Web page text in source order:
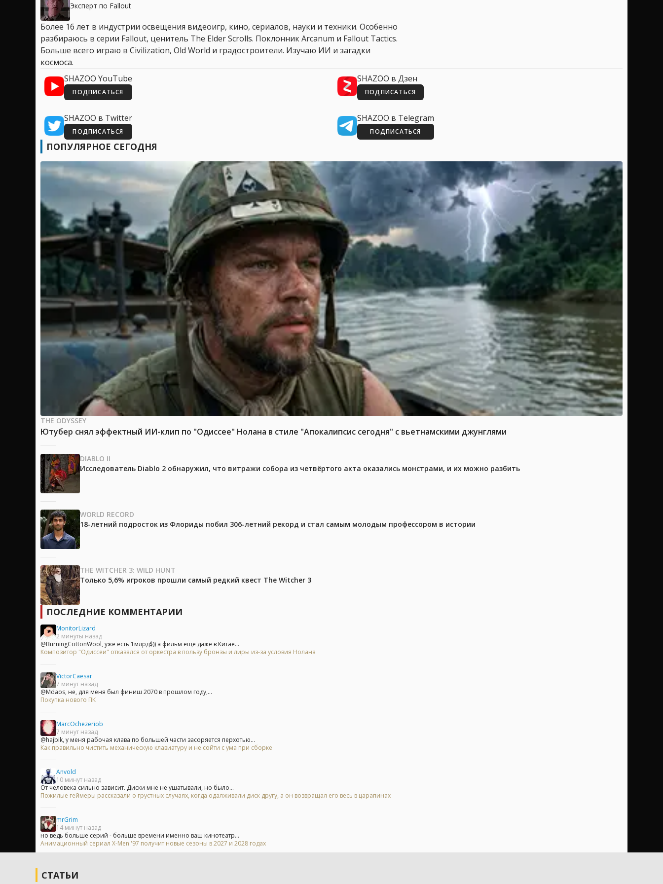
Эксперт по Fallout
Более 16 лет в индустрии освещения видеоигр, кино, сериалов, науки и техники. Особенно
разбираюсь в серии Fallout, ценитель The Elder Scrolls. Поклонник Arcanum и Fallout Tactics.
Больше всего играю в Civilization, Old World и градостроители. Изучаю ИИ и загадки
космоса.
SHAZOO YouTube
ПОДПИСАТЬСЯ
SHAZOO в Дзен
ПОДПИСАТЬСЯ
SHAZOO в Twitter
ПОДПИСАТЬСЯ
SHAZOO в Telegram
ПОДПИСАТЬСЯ
ПОПУЛЯРНОЕ СЕГОДНЯ
THE ODYSSEY
Ютубер снял эффектный ИИ-клип по "Одиссее" Нолана в стиле "Апокалипсис сегодня" с вьетнамскими джунглями
DIABLO II
Исследователь Diablo 2 обнаружил, что витражи собора из четвёртого акта оказались монстрами, и их можно разбить
WORLD RECORD
18-летний подросток из Флориды побил 306-летний рекорд и стал самым молодым профессором в истории
THE WITCHER 3: WILD HUNT
Только 5,6% игроков прошли самый редкий квест The Witcher 3
ПОСЛЕДНИЕ КОММЕНТАРИИ
MonitorLizard
2 минуты назад
@BurningCottonWool, уже есть 1млрд$)) а фильм еще даже в Китае...
Композитор "Одиссеи" отказался от оркестра в пользу бронзы и лиры из-за условия Нолана
VictorCaesar
7 минут назад
@Mdaos, не, для меня был финиш 2070 в прошлом году,...
Покупка нового ПК
MarcOchezeriob
7 минут назад
@hajbik, у меня рабочая клава по большей части засоряется перхотью...
Как правильно чистить механическую клавиатуру и не сойти с ума при сборке
Anvold
10 минут назад
От человека сильно зависит. Диски мне не ушатывали, но было...
Пожилые геймеры рассказали о грустных случаях, когда одалживали диск другу, а он возвращал его весь в царапинах
mrGrim
14 минут назад
но ведь больше серий - больше времени именно ваш кинотеатр...
Анимационный сериал X-Men '97 получит новые сезоны в 2027 и 2028 годах
СТАТЬИ